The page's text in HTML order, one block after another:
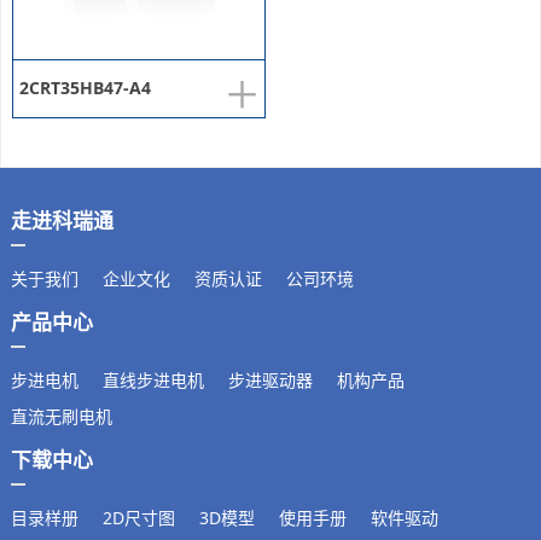
+
2CRT35HB47-A4
走进科瑞通
关于我们 企业文化 资质认证 公司环境
产品中心
步进电机 直线步进电机 步进驱动器
机构产品
直流无刷电机
下载中心
目录样册 2D尺寸图 3D模型 使用手册 软件驱动